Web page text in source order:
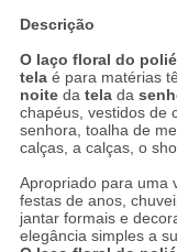
Descrição
O laço floral do
telaé para matérias
noiteda telada
chapéus, vestidos de
senhora, toalha de
calças, a calças, o
Apropriado para uma
festas de anos,
jantar formais e
elegância simples a